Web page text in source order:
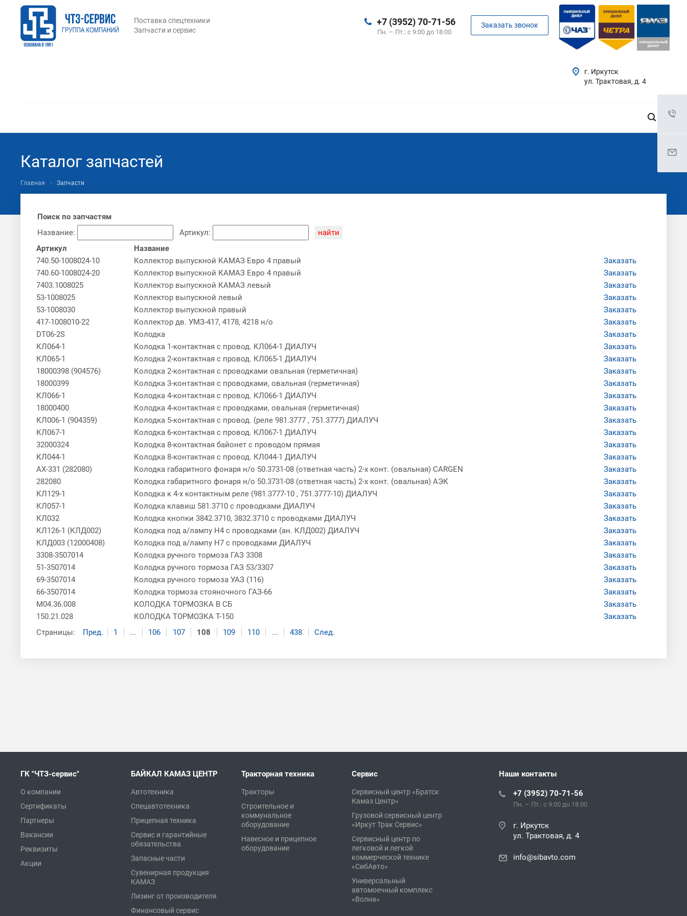
Поставка спецтехники
Запчасти и сервис
+7 (3952) 70-71-56
Пн. – Пт.: с 9:00 до 18:00
Заказать звонок
г. Иркутск
ул. Трактовая, д. 4
Каталог запчастей
Главная Запчасти
Поиск по запчастям
Название:
Артикул:
Артикул
Название
740.50-1008024-10
Коллектор выпускной КАМАЗ Евро 4 правый
Заказать
740.60-1008024-20
Коллектор выпускной КАМАЗ Евро 4 правый
Заказать
7403.1008025
Коллектор выпускной КАМАЗ левый
Заказать
53-1008025
Коллектор выпускной левый
Заказать
53-1008030
Коллектор выпускной правый
Заказать
417-1008010-22
Коллектор дв. УМЗ-417, 4178, 4218 н/о
Заказать
DT06-2S
Колодка
Заказать
КЛ064-1
Колодка 1-контактная с провод. КЛ064-1 ДИАЛУЧ
Заказать
КЛ065-1
Колодка 2-контактная с провод. КЛ065-1 ДИАЛУЧ
Заказать
18000398 (904576)
Колодка 2-контактная с проводками овальная (герметичная)
Заказать
18000399
Колодка 3-контактная с проводками, овальная (герметичная)
Заказать
КЛ066-1
Колодка 4-контактная с провод. КЛ066-1 ДИАЛУЧ
Заказать
18000400
Колодка 4-контактная с проводками, овальная (герметичная)
Заказать
КЛ006-1 (904359)
Колодка 5-контактная с провод. (реле 981.3777 , 751.3777) ДИАЛУЧ
Заказать
КЛ067-1
Колодка 6-контактная с провод. КЛ067-1 ДИАЛУЧ
Заказать
32000324
Колодка 8-контактная байонет с проводом прямая
Заказать
КЛ044-1
Колодка 8-контактная с провод. КЛ044-1 ДИАЛУЧ
Заказать
АХ-331 (282080)
Колодка габаритного фонаря н/о 50.3731-08 (ответная часть) 2-х конт. (овальная) CARGEN
Заказать
282080
Колодка габаритного фонаря н/о 50.3731-08 (ответная часть) 2-х конт. (овальная) АЭК
Заказать
КЛ129-1
Колодка к 4-х контактным реле (981.3777-10 , 751.3777-10) ДИАЛУЧ
Заказать
КЛ057-1
Колодка клавиш 581.3710 с проводками ДИАЛУЧ
Заказать
КЛ032
Колодка кнопки 3842.3710, 3832.3710 с проводками ДИАЛУЧ
Заказать
КЛ126-1 (КЛД002)
Колодка под а/лампу Н4 с проводками (ан. КЛД002) ДИАЛУЧ
Заказать
КЛД003 (12000408)
Колодка под а/лампу Н7 с проводками ДИАЛУЧ
Заказать
3308-3507014
Колодка ручного тормоза ГАЗ 3308
Заказать
51-3507014
Колодка ручного тормоза ГАЗ 53/3307
Заказать
69-3507014
Колодка ручного тормоза УАЗ (116)
Заказать
66-3507014
Колодка тормоза стояночного ГАЗ-66
Заказать
М04.36.008
КОЛОДКА ТОРМОЗКА В СБ
Заказать
150.21.028
КОЛОДКА ТОРМОЗКА Т-150
Заказать
Страницы:
Пред. 1 ... 106 107 108 109 110 ... 438 След.
ГК "ЧТЗ-сервис"
О компании
Сертификаты
Партнеры
Вакансии
Реквизиты
Акции
БАЙКАЛ КАМАЗ ЦЕНТР
Автотехника
Спецавтотехника
Прицепная техника
Сервис и гарантийные
обязательства
Запасные части
Сувенирная продукция
КАМАЗ
Лизинг от производителя
Финансовый сервис
Тракторная техника
Тракторы
Строительное и
коммунальное
оборудование
Навесное и прицепное
оборудование
Сервис
Сервисный центр «Братск
Камаз Центр»
Грузовой сервисный центр
«Иркут Трак Сервис»
Сервисный центр по
легковой и легкой
коммерческой технике
«СибАвто»
Универсальный
автомоечный комплекс
«Волна»
Наши контакты
+7 (3952) 70-71-56
Пн. – Пт.: с 9:00 до 18:00
г. Иркутск
ул. Трактовая, д. 4
info@sibavto.com